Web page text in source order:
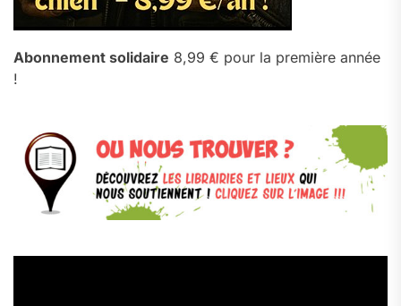
Abonnement solidaire 8,99 € pour la première année
!